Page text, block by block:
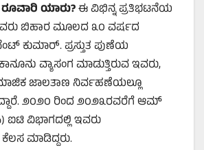
ಯಾರು?ಈ ವಿಭಿನ್ನ ಪ್ರತಿಭಟನೆಯ
ಬಿಹಾರ ಮೂಲದ ೩೦ ವರ್ಷದ
ಕುಮಾರ್. ಪ್ರಸ್ತುತ ಪುಣೆಯ
ವ್ಯಾಸಂಗ ಮಾಡುತ್ತಿರುವ ಇವರು,
ಜಾಲತಾಣ ನಿರ್ವಹಣೆಯಲ್ಲೂ
೨೦೨೦ ರಿಂದ ೨೦೨೩ರವರೆಗೆ ಆಮ್
ಐಟಿ ವಿಭಾಗದಲ್ಲಿ ಇವರು
ಮಾಡಿದ್ದರು.